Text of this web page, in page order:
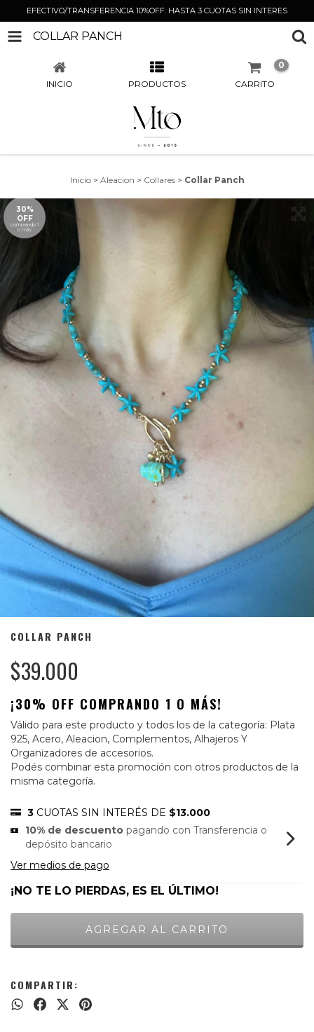
EFECTIVO/TRANSFERENCIA 10%OFF. HASTA 3 CUOTAS SIN INTERES
COLLAR PANCH
INICIO PRODUCTOS CARRITO
0
Inicio > Aleacion > Collares > Collar Panch
30%
OFF
comprando 1
o más
COLLAR PANCH
$39.000
¡30% OFF COMPRANDO 1 O MÁS!
Válido para este producto y todos los de la categoría: Plata
925, Acero, Aleacion, Complementos, Alhajeros Y
Organizadores de accesorios.
Podés combinar esta promoción con otros productos de la
misma categoría.
3 CUOTAS SIN INTERÉS DE $13.000
10% de descuento pagando con Transferencia o
depósito bancario
Ver medios de pago
¡NO TE LO PIERDAS, ES EL ÚLTIMO!
COMPARTIR: